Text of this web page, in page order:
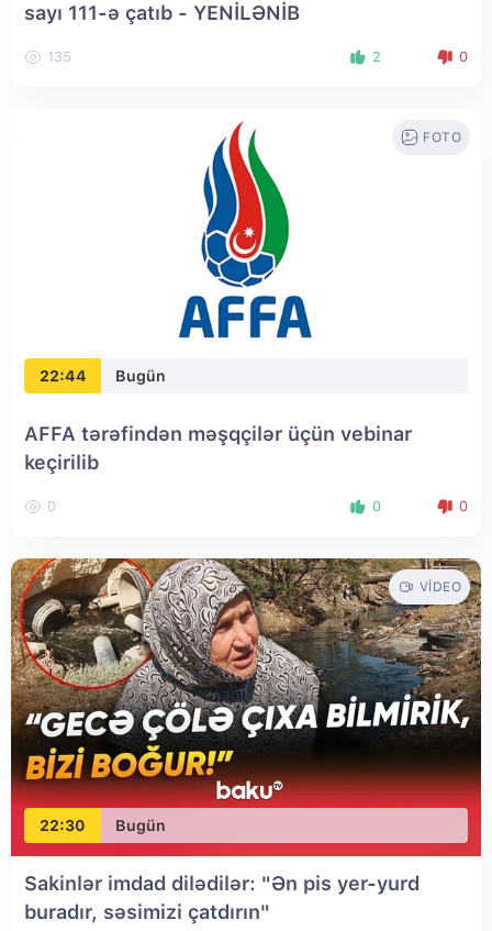
sayı 111-ə çatıb - YENİLƏNİB
135 2 0
22:44 Bugün
FOTO
AFFA tərəfindən məşqçilər üçün vebinar
keçirilib
0 0 0
22:30 Bugün
VIDEO
Sakinlər imdad dilədilər: "Ən pis yer-yurd
buradır, səsimizi çatdırın"